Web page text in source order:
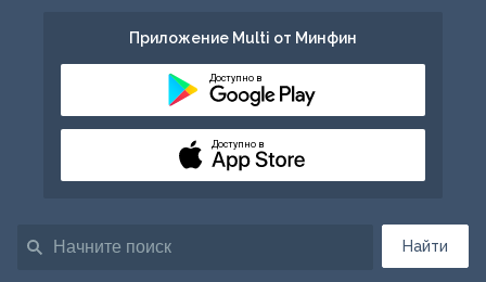
Найти
Приложение Multi от Минфин
Доступно в
Доступно в